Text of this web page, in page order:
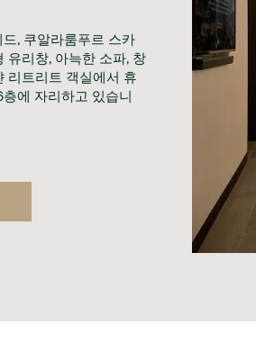
, 쿠알라룸푸르 스카
유리창, 아늑한 소파, 창
리트리트 객실에서 휴
에 자리하고 있습니